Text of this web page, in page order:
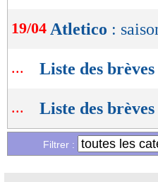
19/04 Atletico :
... Liste des
... Liste des
Filtrer :